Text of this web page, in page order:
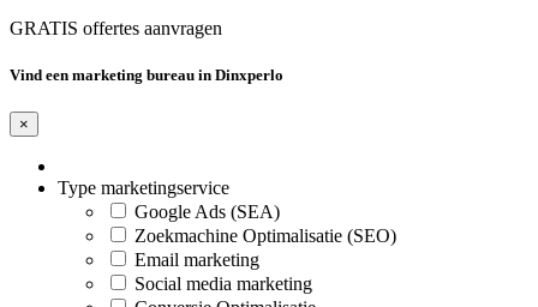
GRATIS offertes aanvragen
Vind een marketing bureau in Dinxperlo
×
Type marketingservice
Google Ads (SEA)
Zoekmachine Optimalisatie (SEO)
Email marketing
Social media marketing